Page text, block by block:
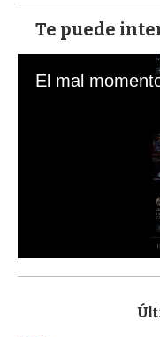
Te puede
s